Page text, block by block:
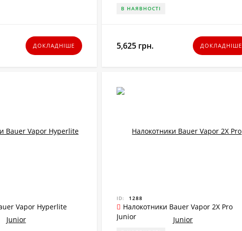
ДОКЛАДНІШЕ
В НАЯВНОСТІ
5,625 грн. ДОКЛАДНІШЕ
Vapor Hyperlite
ID: 1288
Налокотники Bauer Vapor 2X Pro
Junior